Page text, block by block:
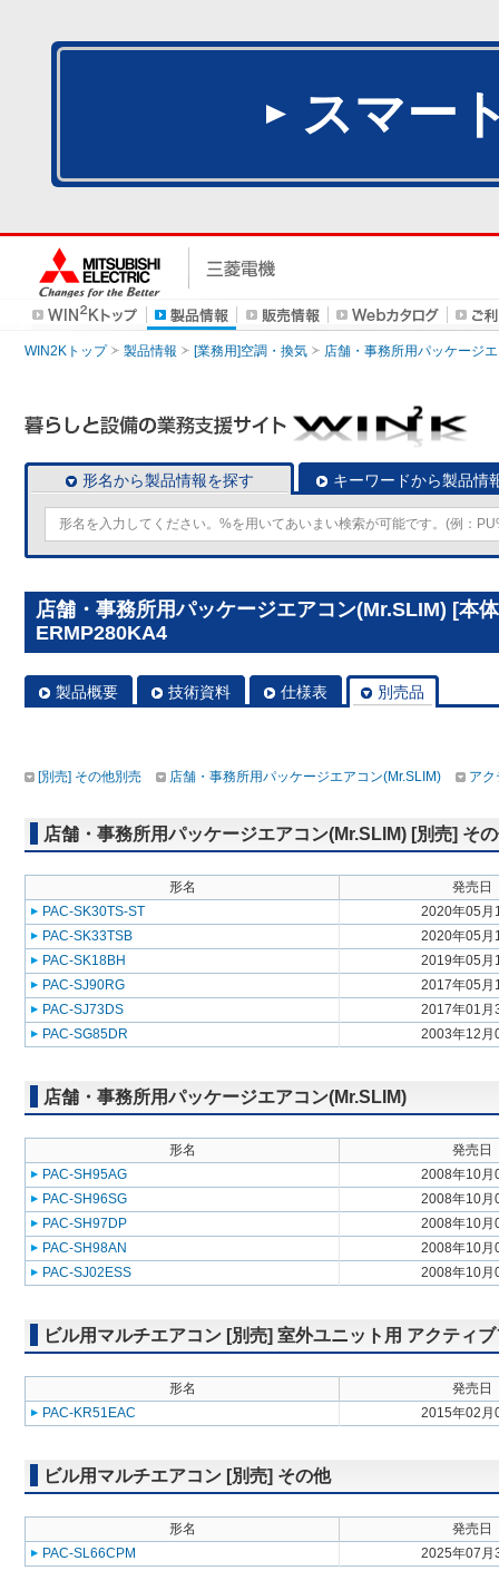
スマー
WIN2Kトップ 製品情報 [業務用]空調・換気 店舗・事務所用パッケージ
形名から製品情報を探す キーワードから製品情
店舗・事務所用パッケージエアコン(Mr.SLIM) [本
ERMP280KA4
製品概要 技術資料 仕様表 別売品
[別売] その他別売 店舗・事務所用パッケージエアコン(Mr.SLIM) ア
店舗・事務所用パッケージエアコン(Mr.SLIM) [別売] そ
形名
発売日
PAC-SK30TS-ST
2020年05月
PAC-SK33TSB
2020年05月
PAC-SK18BH
2019年05月
PAC-SJ90RG
2017年05月
PAC-SJ73DS
2017年01月
PAC-SG85DR
2003年12月
店舗・事務所用パッケージエアコン(Mr.SLIM)
形名
発売日
PAC-SH95AG
2008年10月
PAC-SH96SG
2008年10月
PAC-SH97DP
2008年10月
PAC-SH98AN
2008年10月
PAC-SJ02ESS
2008年10月
ビル用マルチエアコン [別売] 室外ユニット用 アクティ
形名
発売日
PAC-KR51EAC
2015年02月
ビル用マルチエアコン [別売] その他
形名
発売日
PAC-SL66CPM
2025年07月